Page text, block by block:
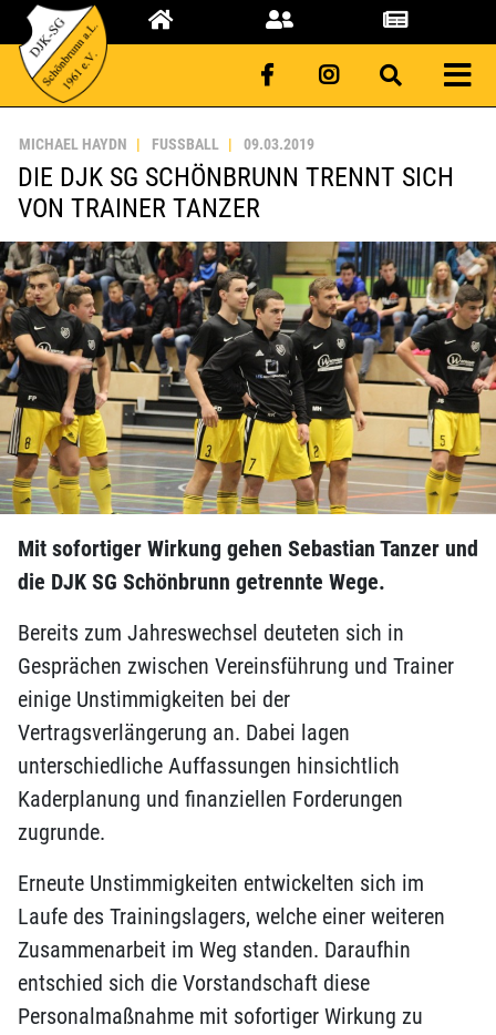
MICHAEL HAYDN FUSSBALL 09.03.2019
DIE DJK SG SCHÖNBRUNN TRENNT SICH
VON TRAINER TANZER
Mit sofortiger Wirkung gehen Sebastian Tanzer und
die DJK SG Schönbrunn getrennte Wege.
Bereits zum Jahreswechsel deuteten sich in
Gesprächen zwischen Vereinsführung und Trainer
einige Unstimmigkeiten bei der
Vertragsverlängerung an. Dabei lagen
unterschiedliche Auffassungen hinsichtlich
Kaderplanung und finanziellen Forderungen
zugrunde.
Erneute Unstimmigkeiten entwickelten sich im
Laufe des Trainingslagers, welche einer weiteren
Zusammenarbeit im Weg standen. Daraufhin
entschied sich die Vorstandschaft diese
Personalmaßnahme mit sofortiger Wirkung zu